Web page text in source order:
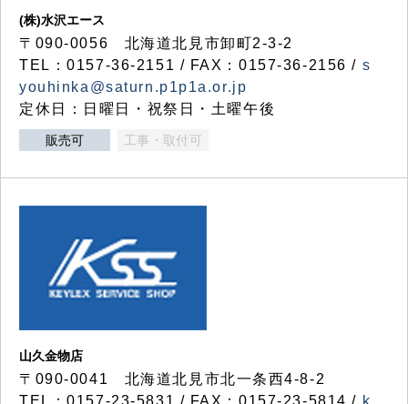
(株)水沢エース
〒090-0056 北海道北見市卸町2-3-2
TEL：0157-36-2151 / FAX：0157-36-2156 / s
youhinka@saturn.p1p1a.or.jp
定休日：日曜日・祝祭日・土曜午後
販売可 工事・取付可
山久金物店
〒090-0041 北海道北見市北一条西4-8-2
TEL：0157-23-5831 / FAX：0157-23-5814 / k